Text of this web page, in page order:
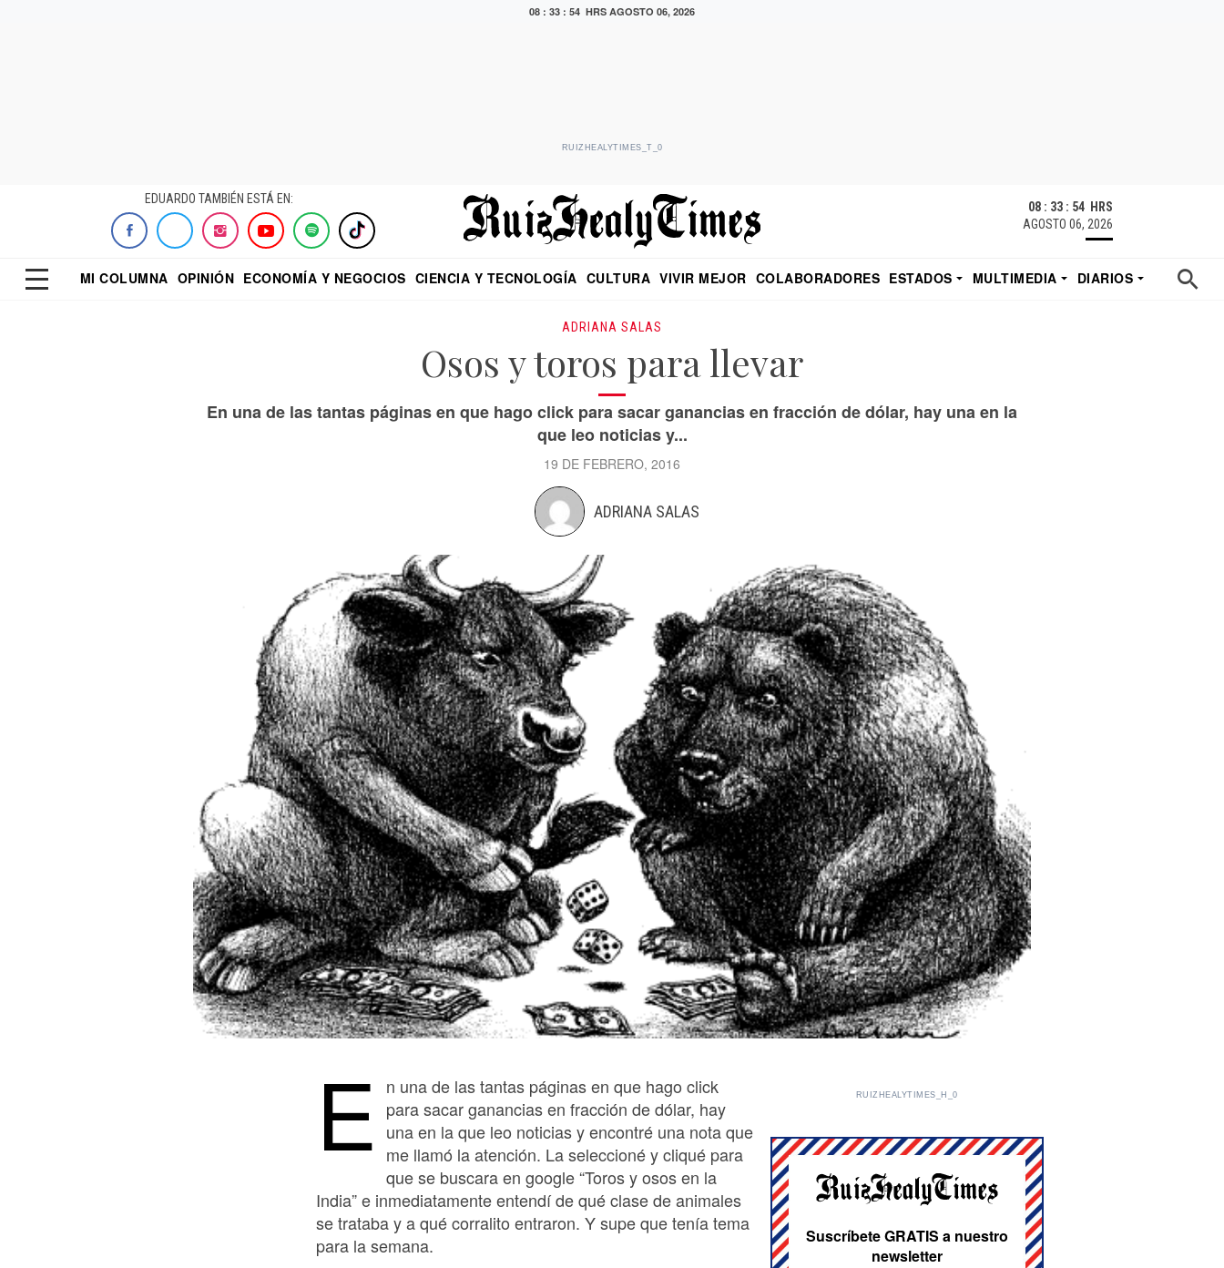
08 : 33 : 55 HRS AGOSTO 06, 2026
RUIZHEALYTIMES_T_0
EDUARDO TAMBIÉN ESTÁ EN:
08 : 33 : 55 HRS
AGOSTO 06, 2026
MI COLUMNA OPINIÓN ECONOMÍA Y NEGOCIOS CIENCIA Y TECNOLOGÍA CULTURA VIVIR MEJOR COLABORADORES ESTADOS MULTIMEDIA
DIARIOS
ADRIANA SALAS
Osos y toros para llevar
En una de las tantas páginas en que hago click para sacar ganancias en fracción de dólar, hay una en la
que leo noticias y...
19 DE FEBRERO, 2016
ADRIANA SALAS
E
n una de las tantas páginas en que hago click
para sacar ganancias en fracción de dólar, hay
una en la que leo noticias y encontré una nota que
me llamó la atención. La seleccioné y cliqué para
que se buscara en google “Toros y osos en la
India” e inmediatamente entendí de qué clase de animales
se trataba y a qué corralito entraron. Y supe que tenía tema
para la semana.
RUIZHEALYTIMES_H_0
Suscríbete GRATIS a nuestro
newsletter